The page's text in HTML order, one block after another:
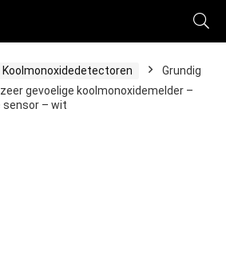
Koolmonoxidedetectoren
Grundig
gevoelige koolmonoxidemelder –
sensor – wit